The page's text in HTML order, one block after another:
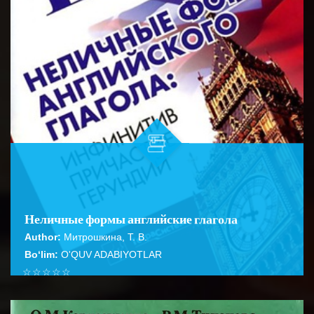
Неличные формы английские глагола
Author: Митрошкина, Т. В.
Bo‘lim: O'QUV ADABIYOTLAR
☆
☆
☆
☆
☆
Справочник содержит подробное описание правил